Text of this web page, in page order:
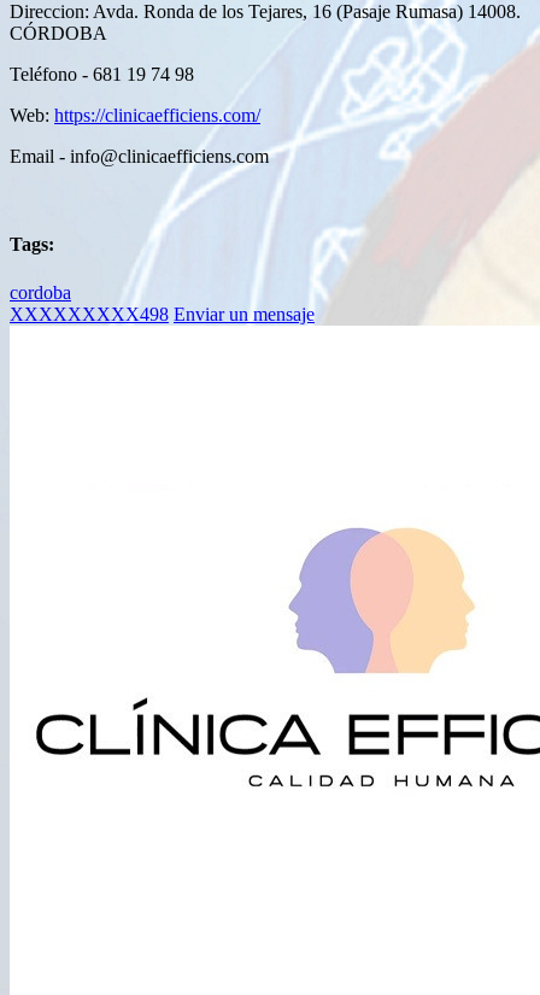
Direccion: Avda. Ronda de los Tejares, 16 (Pasaje Rumasa) 14008.
CÓRDOBA
Teléfono - 681 19 74 98
Web: https://clinicaefficiens.com/
Email - info@clinicaefficiens.com
Tags:
cordoba
XXXXXXXXX498 Enviar un mensaje